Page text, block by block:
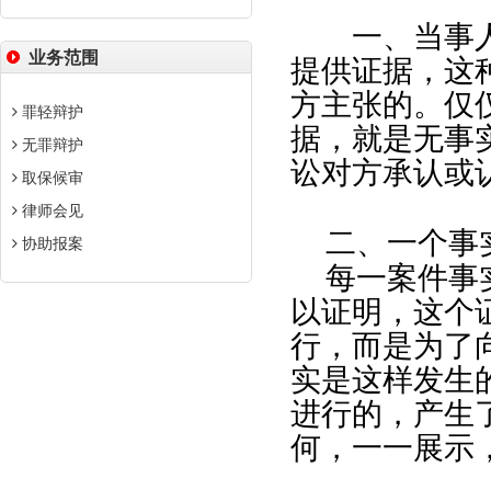
业务范围
罪轻辩护
无罪辩护
取保候审
律师会见
协助报案
一、当事人
提供证据，这
方主张的。仅
据，就是无事
讼对方承认或
二、一个事
每一案件事
以证明，这个
行，而是为了
实是这样发生
进行的，产生
何，一一展示